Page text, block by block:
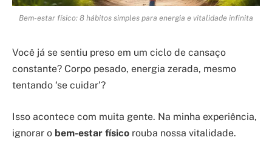
Bem-estar físico: 8 hábitos simples para energia e vitalidade infinita
Você já se sentiu preso em um ciclo de cansaço
constante? Corpo pesado, energia zerada, mesmo
tentando ‘se cuidar’?
Isso acontece com muita gente. Na minha experiência,
ignorar o bem-estar físico rouba nossa vitalidade.